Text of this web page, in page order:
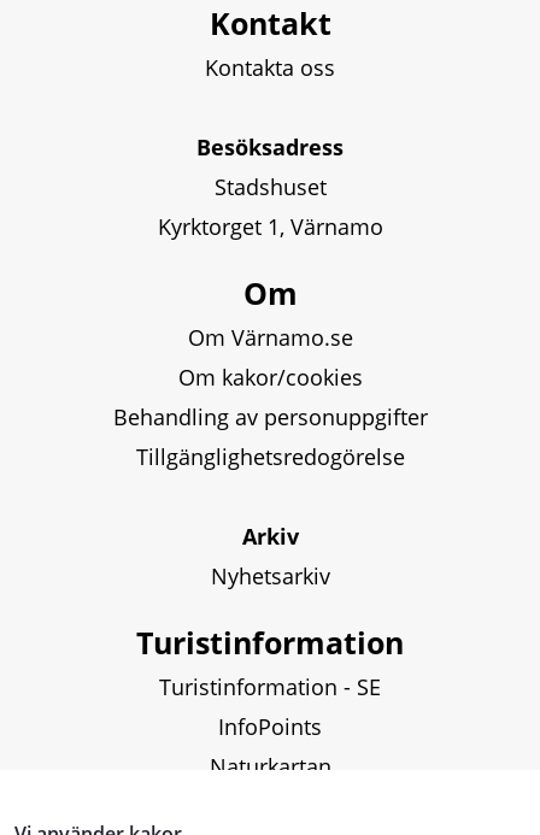
Kontakt
Kontakta oss
Besöksadress
Stadshuset
Kyrktorget 1, Värnamo
Om
Om Värnamo.se
Om kakor/cookies
Behandling av personuppgifter
Tillgänglighetsredogörelse
Arkiv
Nyhetsarkiv
Turistinformation
Turistinformation - SE
InfoPoints
Naturkartan